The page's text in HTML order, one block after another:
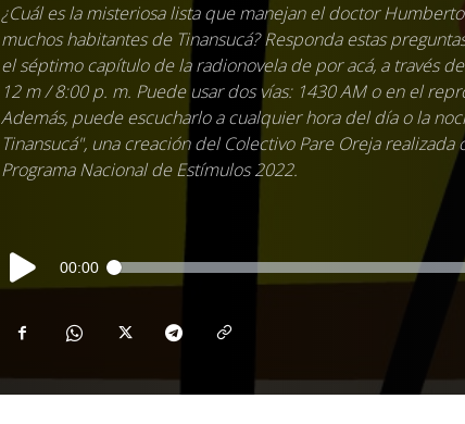
¿Cuál es la misteriosa lista que manejan el doctor
muchos habitantes de Tinansucá? Responda estas
el séptimo capítulo de la radionovela de por acá, a través
12 m / 8:00 p. m. Puede usar dos vías: 1430 AM o en el
Además, puede escucharlo a cualquier hora del día o la
Tinansucá", una creación del Colectivo Pare Oreja
Programa Nacional de Estímulos 2022.
Reproductor
de
00:00